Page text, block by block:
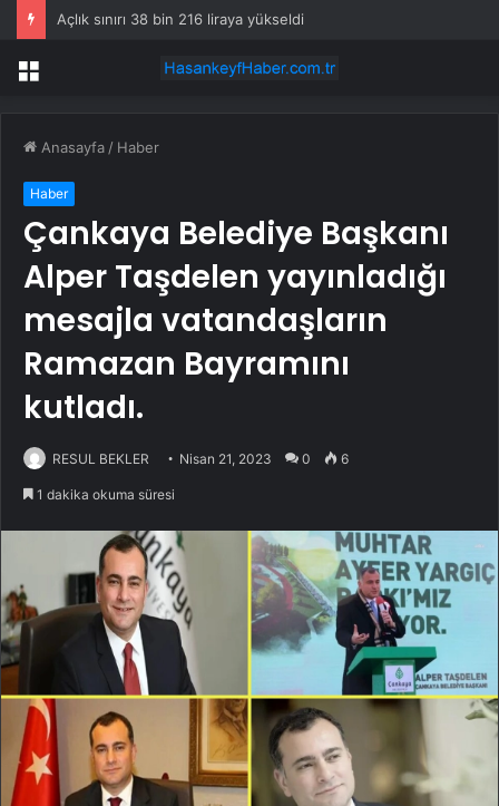
Açlık sınırı 38 bin 216 liraya yükseldi
Menü
Anasayfa / Haber
Haber
Çankaya Belediye Başkanı
Alper Taşdelen yayınladığı
mesajla vatandaşların
Ramazan Bayramını
kutladı.
RESUL BEKLER Nisan 21, 2023 0 6
1 dakika okuma süresi